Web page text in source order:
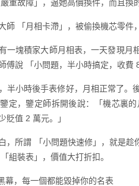
重故障」，逼她高價換件，而且換
師 「月相卡滯」，被偷換機芯零件
一塊積家大師月相表，一天發現月
傅說 「小問題，半小時搞定，收費
半小時後手表修好，月相正常了。
定，鑒定師拆開後說：「機芯裏
貶值 2 萬元。」
，所謂 「小問題快速修」，就是
組裝表」，價值大打折扣。
幕，每一個都能毀掉你的名表